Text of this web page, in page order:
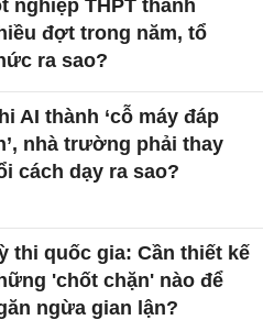
nghiệp THPT thành
đợt trong năm, tổ
ra sao?
AI thành ‘cỗ máy đáp
nhà trường phải thay
cách dạy ra sao?
thi quốc gia: Cần thiết kế
'chốt chặn' nào để
ngừa gian lận?